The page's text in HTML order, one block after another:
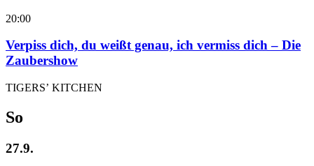
20:00
Verpiss dich, du weißt genau, ich vermiss dich – Die
Zaubershow
TIGERS’ KITCHEN
So
27.9.